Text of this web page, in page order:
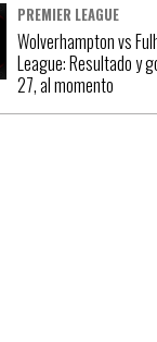
PREMIER LEAGUE
Wolverhampton vs
League: Resultado y
27, al momento